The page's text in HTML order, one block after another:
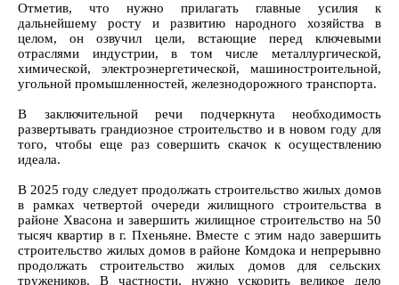
Отметив, что нужно прилагать главные усилия к
дальнейшему росту и развитию народного хозяйства в
целом, он озвучил цели, встающие перед ключевыми
отраслями индустрии, в том числе металлургической,
химической, электроэнергетической, машиностроительной,
угольной промышленностей, железнодорожного транспорта.
В заключительной речи подчеркнута необходимость
развертывать грандиозное строительство и в новом году для
того, чтобы еще раз совершить скачок к осуществлению
идеала.
В 2025 году следует продолжать строительство жилых домов
в рамках четвертой очереди жилищного строительства в
районе Хвасона и завершить жилищное строительство на 50
тысяч квартир в г. Пхеньяне. Вместе с этим надо завершить
строительство жилых домов в районе Комдока и непрерывно
продолжать строительство жилых домов для сельских
тружеников. В частности, нужно ускорить великое дело